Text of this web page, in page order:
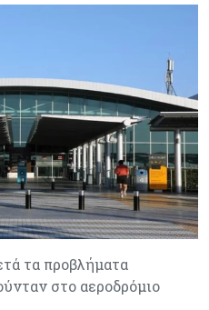
τα προβλήματα
στο αεροδρόμιο